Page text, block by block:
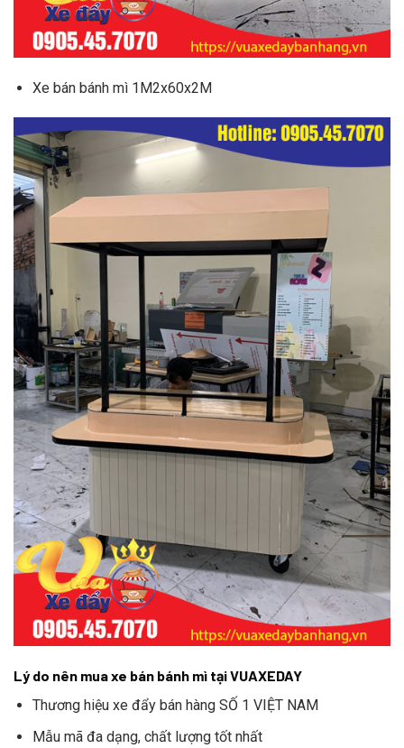
Xe bán bánh mì 1M2x60x2M
Lý do nên mua xe bán bánh mì tại VUAXEDAY
Thương hiệu xe đẩy bán hàng SỐ 1 VIỆT NAM
Mẫu mã đa dạng, chất lượng tốt nhất